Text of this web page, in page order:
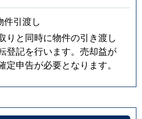
件引渡し
りと同時に物件の引き渡し
登記を行います。売却益が
定申告が必要となります。